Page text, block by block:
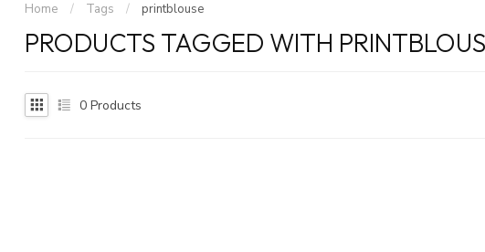
Home / Tags / printblouse
PRODUCTS TAGGED WITH
0 Products